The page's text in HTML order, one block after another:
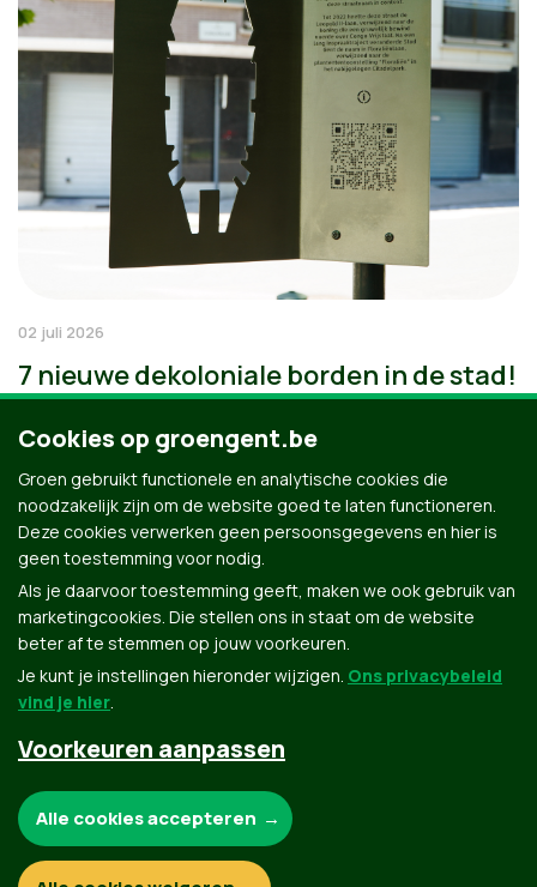
02 juli 2026
7 nieuwe dekoloniale borden in de stad!
Groen.be
Contact Privacybeleid
Cookies op groengent.be
Groen gebruikt functionele en analytische cookies die
noodzakelijk zijn om de website goed te laten functioneren.
Deze cookies verwerken geen persoonsgegevens en hier is
geen toestemming voor nodig.
Als je daarvoor toestemming geeft, maken we ook gebruik van
marketingcookies. Die stellen ons in staat om de website
beter af te stemmen op jouw voorkeuren.
Je kunt je instellingen hieronder wijzigen. Ons privacybeleid
vind je hier.
Voorkeuren aanpassen
Functionele en analytische cookies:
Alle cookies accepteren